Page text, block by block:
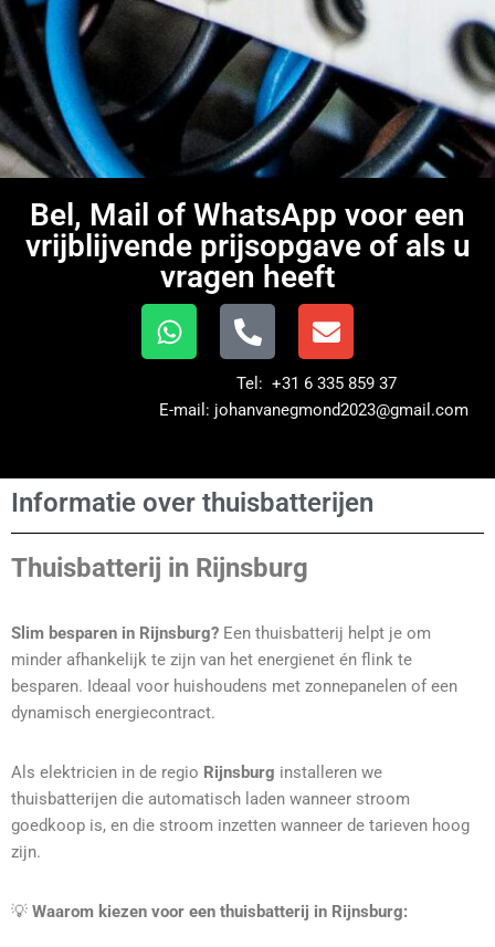
Bel, Mail of WhatsApp voor een
vrijblijvende prijsopgave of als u
vragen heeft
Tel: +31 6 335 859 37
E-mail: johanvanegmond2023@gmail.com
Informatie over thuisbatterijen
Thuisbatterij in Rijnsburg
Slim besparen in Rijnsburg? Een thuisbatterij helpt je om
minder afhankelijk te zijn van het energienet én flink te
besparen. Ideaal voor huishoudens met zonnepanelen of een
dynamisch energiecontract.
Als elektricien in de regio Rijnsburg installeren we
thuisbatterijen die automatisch laden wanneer stroom
goedkoop is, en die stroom inzetten wanneer de tarieven hoog
zijn.
💡 Waarom kiezen voor een thuisbatterij in Rijnsburg: